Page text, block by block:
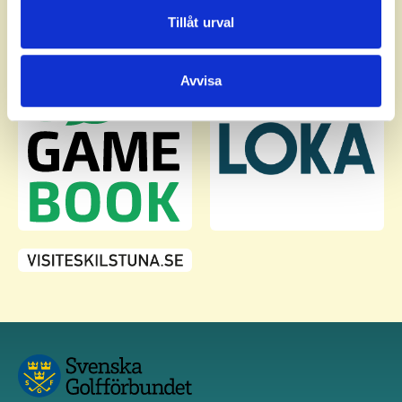
Dessa kan i sin tur kombinera informationen med annan
Tillåt urval
Avvisa